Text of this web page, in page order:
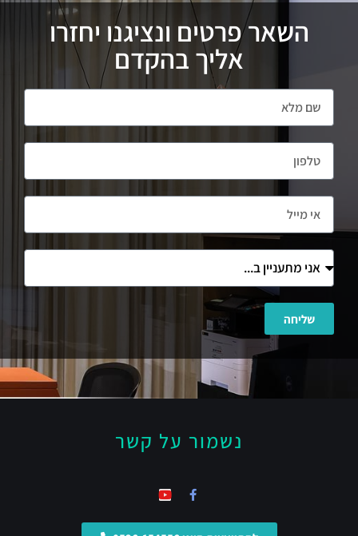
השאר פרטים ונציגנו יחזרו
אליך בהקדם
שליחה
נשמור על קשר